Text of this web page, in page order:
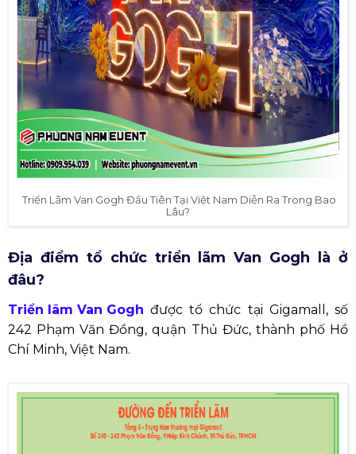
​ Triển Lãm Van Gogh Đầu Tiên Tại Việt Nam Diễn Ra Trong Bao
Lâu?
Địa điểm tổ chức triển lãm Van Gogh là ở
đâu?
Triển lãm Van Gogh được tổ chức tại Gigamall, số
242 Phạm Văn Đồng, quận Thủ Đức, thành phố Hồ
Chí Minh, Việt Nam.